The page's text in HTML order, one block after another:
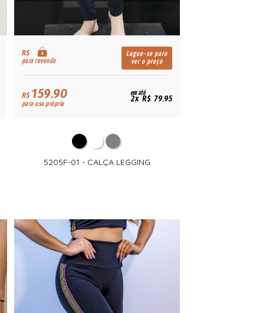
R$
para revenda
Logue-se para
ver o preço
R$159,90
para uso próprio
em até
2x R$ 79,95
5205F-01 - CALÇA LEGGING